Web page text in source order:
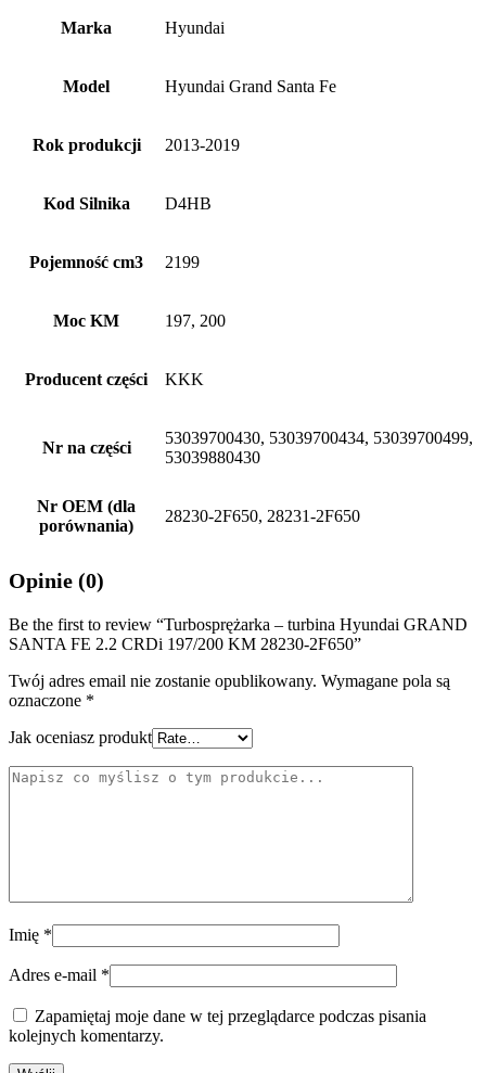
Marka Hyundai
Model Hyundai Grand Santa Fe
Rok produkcji 2013-2019
Kod Silnika D4HB
Pojemność cm3 2199
Moc KM 197, 200
Producent części KKK
Nr na części
53039700430, 53039700434, 53039700499,
53039880430
Nr OEM (dla
porównania)
28230-2F650, 28231-2F650
Opinie (0)
Be the first to review “Turbosprężarka – turbina Hyundai GRAND
SANTA FE 2.2 CRDi 197/200 KM 28230-2F650”
Twój adres email nie zostanie opublikowany. Wymagane pola są
oznaczone *
Jak oceniasz produkt
Imię *
Adres e-mail *
Zapamiętaj moje dane w tej przeglądarce podczas pisania
kolejnych komentarzy.